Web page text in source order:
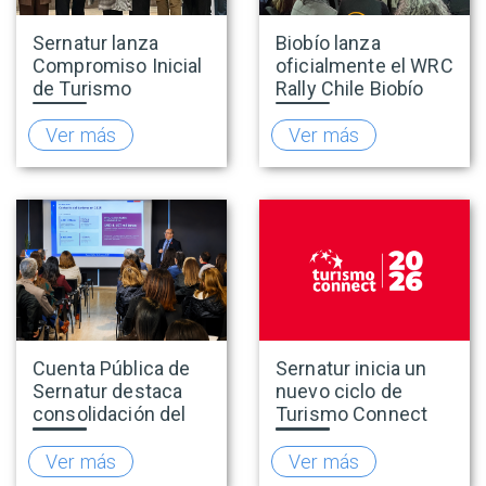
Sernatur lanza
Compromiso Inicial
de Turismo
Accesible para
promover una
oferta turística más
inclusiva
Ver más
Biobío lanza
oficialmente el WRC
Rally Chile Biobío
2026 con 141
empresas
adheridas al Sello
Rally
Ver más
Cuenta Pública de
Sernatur destaca
consolidación del
turismo en 2025 y
presenta hoja de
Ver más
Sernatur inicia un
nuevo ciclo de
Turismo Connect
para fortalecer la
inteligencia de
Ver más